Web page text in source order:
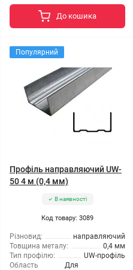
До кошика
Популярний
Профіль направляючий UW-
50 4 м (0,4 мм)
В наявності
Код товару: 3089
Різновид:
направляючий
Товщина металу:
0,4 мм
Тип профілю:
UW-профіль
Область
Для